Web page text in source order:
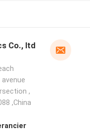
Co., ltd
,
,China